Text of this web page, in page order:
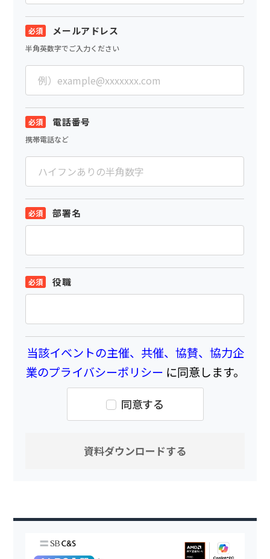
メールアドレス
半角英数字でご入力ください
電話番号
携帯電話など
部署名
役職
当該イベントの主催、共催、協賛、協力企
業のプライバシーポリシー に同意します。
同意する